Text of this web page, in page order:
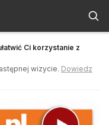
Ci korzystanie z
wizycie. Dowiedz